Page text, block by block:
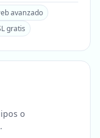
avanzado
gratis
o